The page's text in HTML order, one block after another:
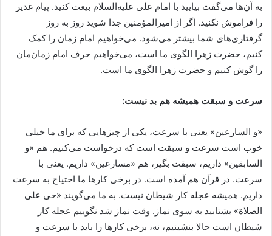
به آن‌ها می‌گفت بیایید با امام علی علیه‌السلام بیعت کنید. پیام غدیر
را فراموش نکنید. اگر از امیرالمؤمنین جدا شوید روز به روز
گرفتاری‌های شما بیشتر می‌شود. می‌خواهیم امام زمان را کمک
کنیم، حضرت زهرا الگوی ما است، می‌خواهیم حرف امام زمان‌مان
را گوش کنیم و حضرت زهرا الگوی ما است.
سرعت و سبقت همیشه هم بد نیست:
«و السارعین» یعنی با سرعت، یکی از چیزهایی که برای ما خیلی
خوب است سرعت و سبقت است که درخواست می‌کنیم. هم «و
السابقین» داریم، سبقت بگیر،‌ هم «مسارعین» داریم. یعنی با
سرعت. در قرآن هم آمده است. در برخی کارها ما احتیاج به سرعت
داریم. همیشه عجله کار شیطان نیست. به ما می‌گویند «حی علی
الصلاة» بشتابید به سوی نماز. وقت نماز شد نگوییم عجله کار
شیطان است حالا بنشینیم، نه، برخی کارها را باید با سرعت و